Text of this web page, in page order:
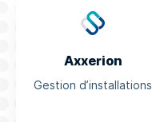
Axxerion
Gestion d’installations